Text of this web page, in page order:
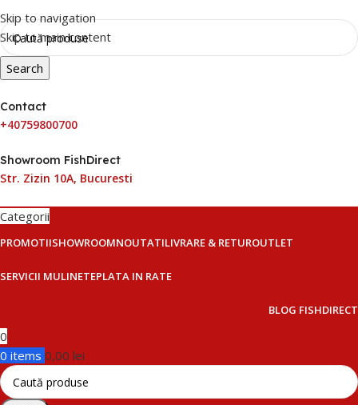
Skip to navigation
Skip to main content
Search
Contact
+40759800700
Showroom FishDirect
Str. Zizin 10A, Bucuresti
Categorii
PROMOTIISHOWROOMNOUTATILIVRARE & RETUROUTLET
SERVICII MULINETEPLATA IN RATE
BLOG FISHDIRECT
0
0 items 0,00 lei